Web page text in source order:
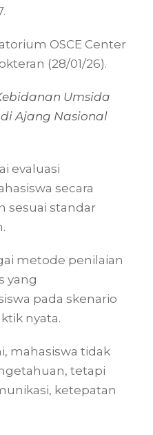
OSCE Center
(28/01/26).
Umsida
Ajang Nasional
evaluasi
secara
sesuai standar
metode penilaian
yang
pada skenario
nyata.
mahasiswa tidak
tetapi
ketepatan